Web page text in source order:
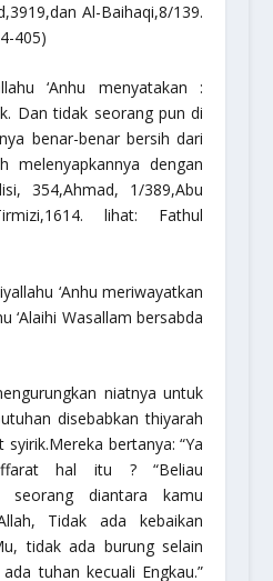
Al-Baihaqi,8/139.
405)
‘Anhu menyatakan :
Dan tidak seorang pun di
benar-benar bersih dari
melenyapkannya dengan
354,Ahmad, 1/389,Abu
lihat: Fathul
‘Anhu meriwayatkan
‘Alaihi Wasallam bersabda
niatnya untuk
disebabkan thiyarah
bertanya: “Ya
hal itu ? “Beliau
seorang diantara kamu
Tidak ada kebaikan
tidak ada burung selain
tuhan kecuali Engkau.”